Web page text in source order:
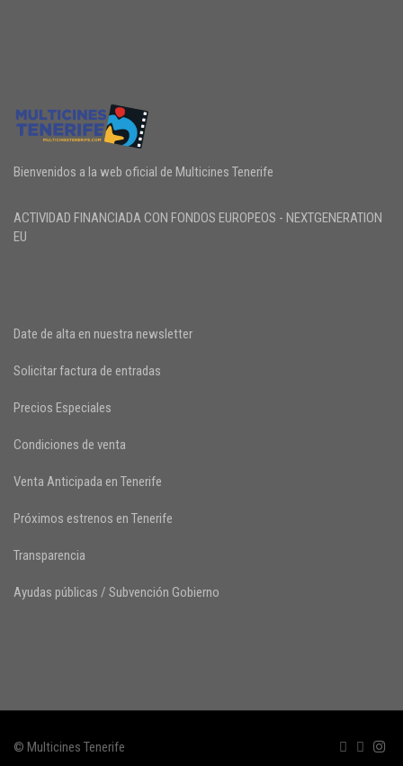
Bienvenidos a la web oficial de Multicines Tenerife
ACTIVIDAD FINANCIADA CON FONDOS EUROPEOS - NEXTGENERATION
EU
Date de alta en nuestra newsletter
Solicitar factura de entradas
Precios Especiales
Condiciones de venta
Venta Anticipada en Tenerife
Próximos estrenos en Tenerife
Transparencia
Ayudas públicas / Subvención Gobierno
© Multicines Tenerife